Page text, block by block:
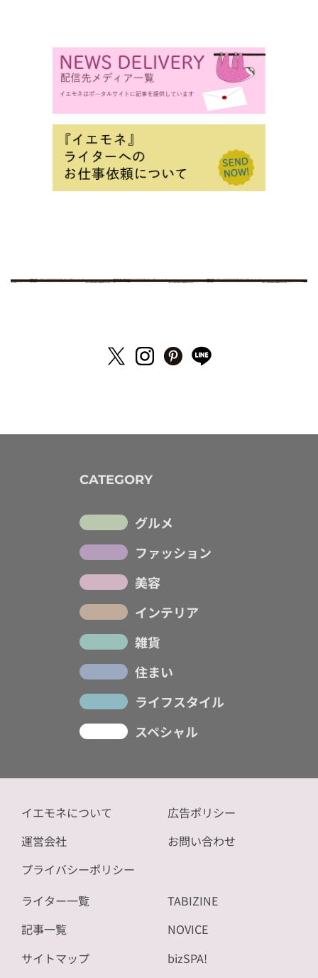
CATEGORY
グルメ
ファッション
美容
インテリア
雑貨
住まい
ライフスタイル
スペシャル
イエモネについて
運営会社
プライバシーポリシー
広告ポリシー
お問い合わせ
ライター一覧
記事一覧
サイトマップ
TABIZINE
NOVICE
bizSPA!